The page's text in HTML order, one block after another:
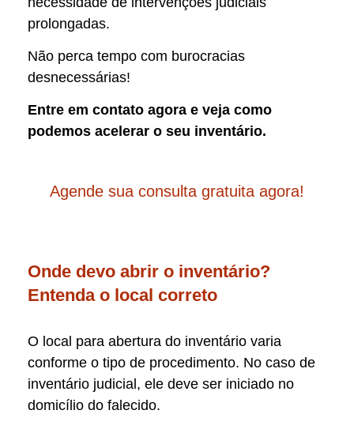
prolongadas.
Não perca tempo com burocracias
desnecessárias!
Entre em contato agora e veja como
podemos acelerar o seu inventário.
Agende sua consulta gratuita agora!
Onde devo abrir o inventário?
Entenda o local correto
O local para abertura do inventário varia
conforme o tipo de procedimento. No caso de
inventário judicial, ele deve ser iniciado no
domicílio do falecido.